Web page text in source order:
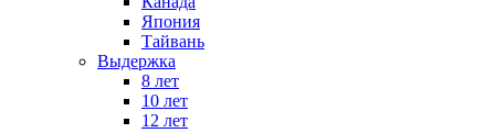
Япония
Тайвань
Выдержка
8 лет
10 лет
12 лет